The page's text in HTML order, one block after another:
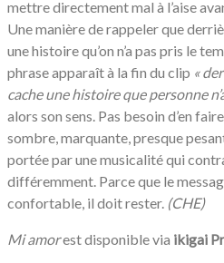
mettre directement mal à l’aise
Une manière de rappeler que
une histoire qu’on n’a pas pris le
phrase apparaît à la fin du clip «
cache une histoire que personne
alors son sens. Pas besoin d’en
sombre, marquante, presque
portée par une musicalité qui
différemment. Parce que le
confortable, il doit rester. (CHE)
Mi amorest disponible via ikigai